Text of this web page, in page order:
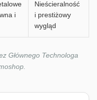
i
Nieścieralność
i prestiżowy
wygląd
Głównego Technologa